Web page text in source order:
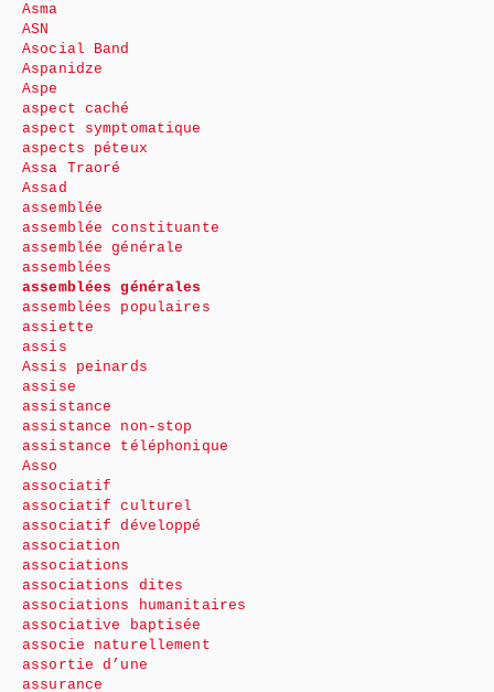
Asma
ASN
Asocial Band
Aspanidze
Aspe
aspect caché
aspect symptomatique
aspects péteux
Assa Traoré
Assad
assemblée
assemblée constituante
assemblée générale
assemblées
assemblées générales
assemblées populaires
assiette
assis
Assis peinards
assise
assistance
assistance non-stop
assistance téléphonique
Asso
associatif
associatif culturel
associatif développé
association
associations
associations dites
associations humanitaires
associative baptisée
associe naturellement
assortie d’une
assurance